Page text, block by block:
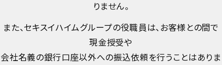
りません。
また、セキスイハイムグループの役職員は、お客様との間で
現金授受や
会社名義の銀行口座以外への振込依頼を行うことはありま